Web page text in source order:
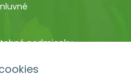
podmienky
manuál